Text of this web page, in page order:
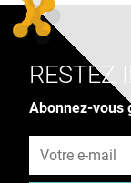
RESTEZ
Abonnez-vous